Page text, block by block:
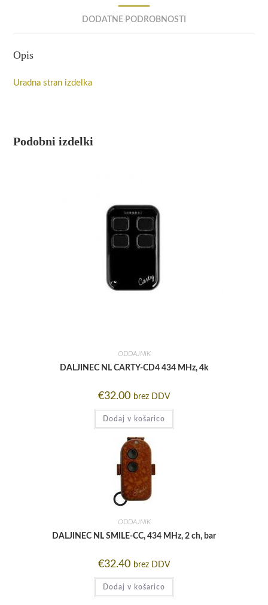
DODATNE PODROBNOSTI
Opis
Uradna stran izdelka
Podobni izdelki
ODDAJNIK
DALJINEC NL CARTY-CD4 434 MHz, 4k
€32.00 brez DDV
Dodaj v košarico
ODDAJNIK
DALJINEC NL SMILE-CC, 434 MHz, 2 ch, bar
€32.40 brez DDV
Dodaj v košarico